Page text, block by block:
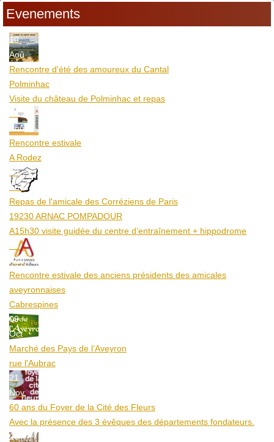
Evenements
10
Aoû
Rencontre d'été des amoureux du Cantal
Polminhac
Visite du château de Polminhac et repas
12
Aoû
Rencontre estivale
A Rodez
23
Aoû
Repas de l'amicale des Corréziens de Paris
19230 ARNAC POMPADOUR
A15h30 visite guidée du centre d’entraînement + hippodrome
25
Aoû
Rencontre estivale des anciens présidents des amicales
aveyronnaises
Cabrespines
09
Oct
Marché des Pays de l’Aveyron
rue l'Aubrac
21
Nov
60 ans du Foyer de la Cité des Fleurs
Avec la présence des 3 évêques des départements fondateurs.
20